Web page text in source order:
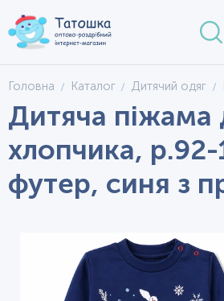
Головна Каталог Дитячий одяг
Дитяча піжама
хлопчика,
футер, синя з